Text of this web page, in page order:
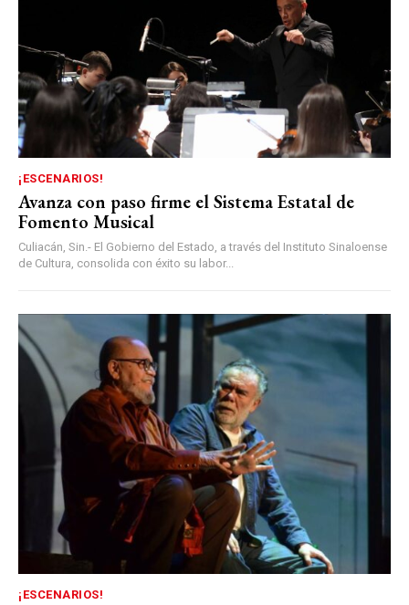
¡ESCENARIOS!
Avanza con paso firme el Sistema Estatal de
Fomento Musical
Culiacán, Sin.- El Gobierno del Estado, a través del Instituto Sinaloense
de Cultura, consolida con éxito su labor...
¡ESCENARIOS!